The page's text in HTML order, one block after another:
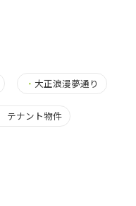
・ 大正浪漫夢通り
テナント物件